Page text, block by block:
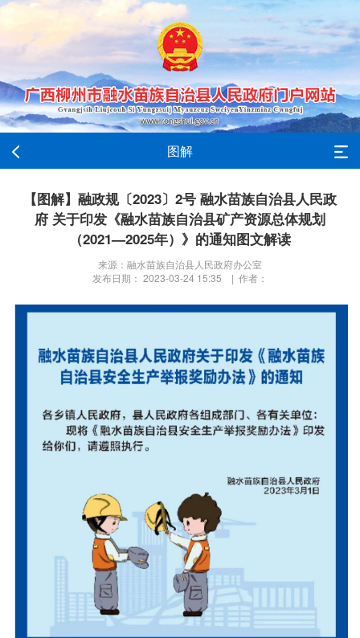
图解
【图解】融政规〔2023〕2号 融水苗族自治县人民政
府 关于印发《融水苗族自治县矿产资源总体规划
（2021—2025年）》的通知图文解读
来源：融水苗族自治县人民政府办公室
发布日期： 2023-03-24 15:35 | 作者：